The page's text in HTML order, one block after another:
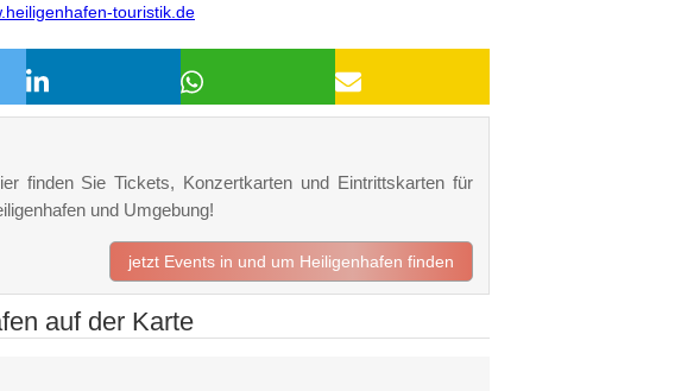
touristik.de
finden Sie Tickets, Konzertkarten und Eintrittskarten für
und Umgebung!
jetzt Events in und um Heiligenhafen finden
auf der Karte